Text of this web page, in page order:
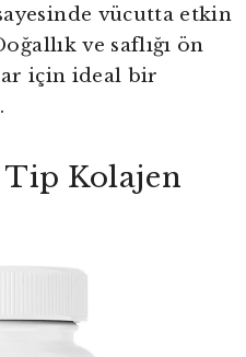
vücutta etkin
ve saflığı ön
için ideal bir
Kolajen